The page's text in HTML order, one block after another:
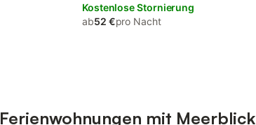
Kostenlose Stornierung
ab52 €pro Nacht
mit Meerblick